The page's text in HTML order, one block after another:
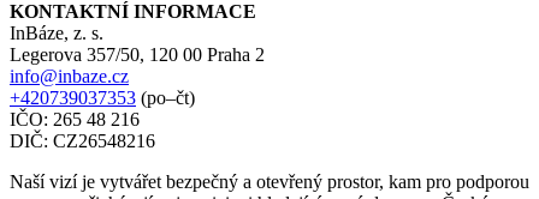
KONTAKTNÍ INFORMACE
InBáze, z. s.
Legerova 357/50, 120 00 Praha 2
info@inbaze.cz
+420739037353 (po–čt)
IČO: 265 48 216
DIČ: CZ26548216
Naší vizí je vytvářet bezpečný a otevřený prostor, kam pro podporou